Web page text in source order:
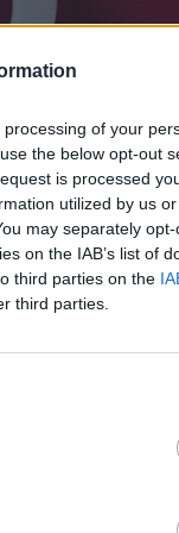
of your
the below opt-out
is processed
utilized by us
may separately
on the IAB’s list of
third parties on the
third parties.
più
Ceca, è un
dalle recensioni
degli anni – ha
il veicolo che
porsi ancora